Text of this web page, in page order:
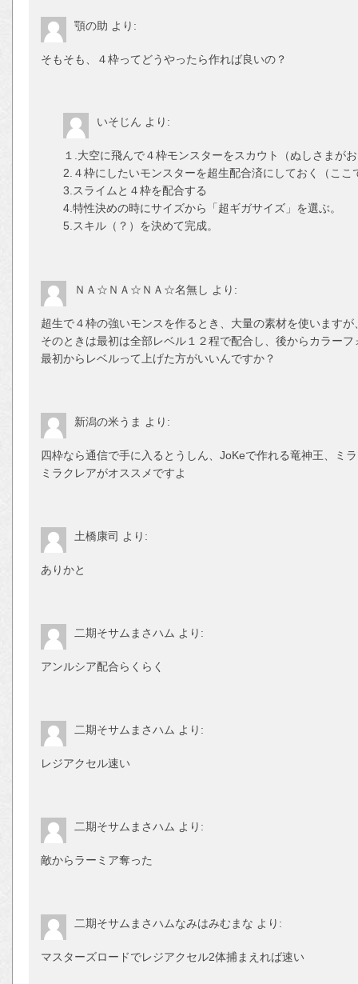
顎の助 より:
そもそも、４枠ってどうやったら作れば良いの？
いそじん より:
１.大空に飛んで４枠モンスターをスカウト（ぬしさまが
2.４枠にしたいモンスターを超生配合済にしておく（こ
3.スライムと４枠を配合する
4.特性決めの時にサイズから「超ギガサイズ」を選ぶ。
5.スキル（？）を決めて完成。
ＮＡ☆ＮＡ☆ＮＡ☆名無し より:
超生で４枠の強いモンスを作るとき、大量の素材を使いますが
そのときは最初は全部レベル１２程で配合し、後からカラー
最初からレベルって上げた方がいいんですか？
新潟の米うま より:
四枠なら通信で手に入るとうしん、JoKeで作れる竜神王、ミ
ミラクレアがオススメですよ
土橋康司 より:
ありかと
二期そサムまさハム より:
アンルシア配合らくらく
二期そサムまさハム より:
レジアクセル速い
二期そサムまさハム より:
敵からラーミア奪った
二期そサムまさハムなみはみむまな より:
マスターズロードでレジアクセル2体捕まえれば速い